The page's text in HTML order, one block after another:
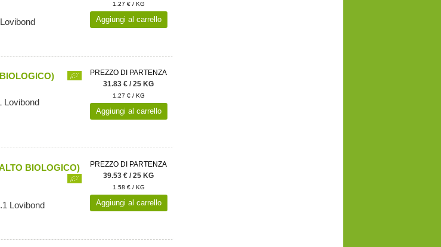
1.27 € / KG
Aggiungi al carrello
Lovibond
PREZZO DI PARTENZA
31.83 € / 25 KG
1.27 € / KG
Aggiungi al carrello
BIOLOGICO)
Lovibond
PREZZO DI PARTENZA
39.53 € / 25 KG
1.58 € / KG
Aggiungi al carrello